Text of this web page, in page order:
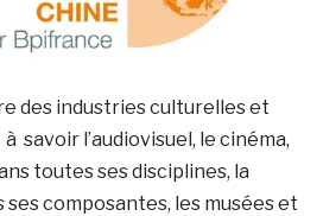
des industries culturelles et
savoir l’audiovisuel, le cinéma,
toutes ses disciplines, la
composantes, les musées et